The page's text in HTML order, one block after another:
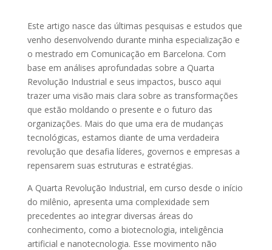
Este artigo nasce das últimas pesquisas e estudos que
venho desenvolvendo durante minha especialização e
o mestrado em Comunicação em Barcelona. Com
base em análises aprofundadas sobre a Quarta
Revolução Industrial e seus impactos, busco aqui
trazer uma visão mais clara sobre as transformações
que estão moldando o presente e o futuro das
organizações. Mais do que uma era de mudanças
tecnológicas, estamos diante de uma verdadeira
revolução que desafia líderes, governos e empresas a
repensarem suas estruturas e estratégias.
A Quarta Revolução Industrial, em curso desde o início
do milênio, apresenta uma complexidade sem
precedentes ao integrar diversas áreas do
conhecimento, como a biotecnologia, inteligência
artificial e nanotecnologia. Esse movimento não